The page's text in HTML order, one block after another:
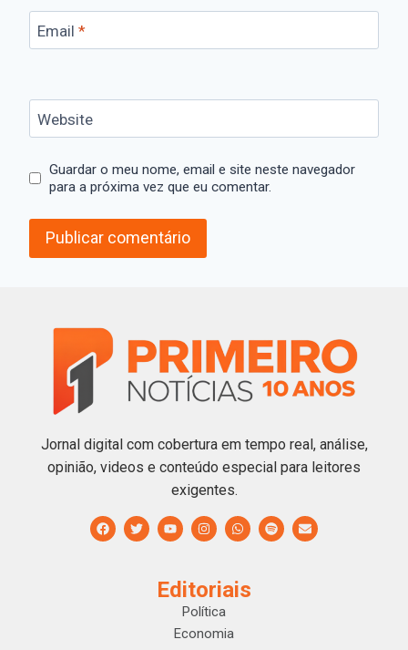
Email *
Website
Guardar o meu nome, email e site neste navegador
para a próxima vez que eu comentar.
Jornal digital com cobertura em tempo real, análise,
opinião, videos e conteúdo especial para leitores
exigentes.
Editoriais
Política
Economia